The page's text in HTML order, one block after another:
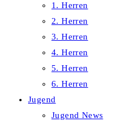
1. Herren
2. Herren
3. Herren
4. Herren
5. Herren
6. Herren
Jugend
Jugend News